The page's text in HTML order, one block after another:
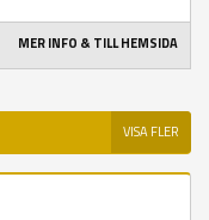
MER INFO & TILL HEMSIDA
VISA FLER